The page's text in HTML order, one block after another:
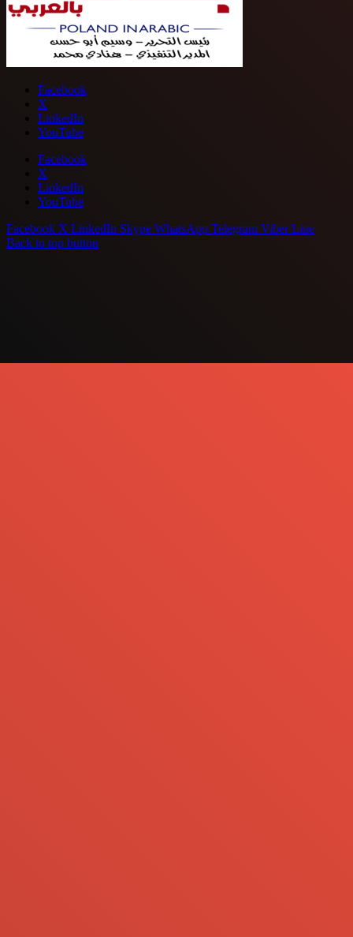
Facebook
X
LinkedIn
YouTube
Facebook
X
LinkedIn
YouTube
Facebook X LinkedIn Skype WhatsApp Telegram Viber Line
Back to top button